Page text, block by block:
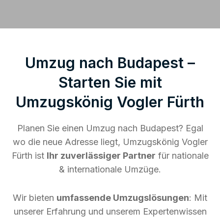
Umzug nach Budapest –
Starten Sie mit
Umzugskönig Vogler Fürth
Planen Sie einen Umzug nach Budapest? Egal
wo die neue Adresse liegt, Umzugskönig Vogler
Fürth ist Ihr zuverlässiger Partner für nationale
& internationale Umzüge.
Wir bieten umfassende Umzugslösungen: Mit
unserer Erfahrung und unserem Expertenwissen